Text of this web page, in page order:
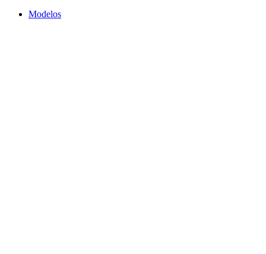
Modelos